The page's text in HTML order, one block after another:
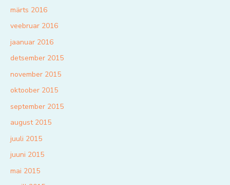
märts 2016
veebruar 2016
jaanuar 2016
detsember 2015
november 2015
oktoober 2015
september 2015
august 2015
juuli 2015
juuni 2015
mai 2015